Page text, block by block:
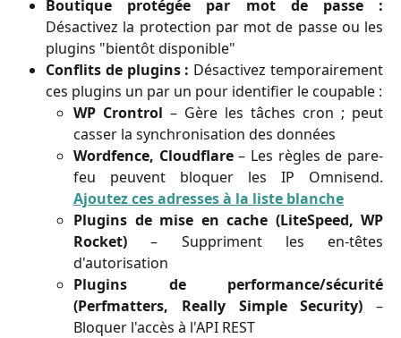
Boutique protégée par mot de passe :
Désactivez la protection par mot de passe ou les
plugins "bientôt disponible"
Conflits de plugins : Désactivez temporairement
ces plugins un par un pour identifier le coupable :
WP Crontrol – Gère les tâches cron ; peut
casser la synchronisation des données
Wordfence, Cloudflare– Les règles de pare-
feu peuvent bloquer les IP Omnisend.
Ajoutez ces adresses à la liste blanche
Plugins de mise en cache (LiteSpeed, WP
Rocket) – Suppriment les en-têtes
d'autorisation
Plugins de performance/sécurité
(Perfmatters, Really Simple Security) –
Bloquer l'accès à l'API REST